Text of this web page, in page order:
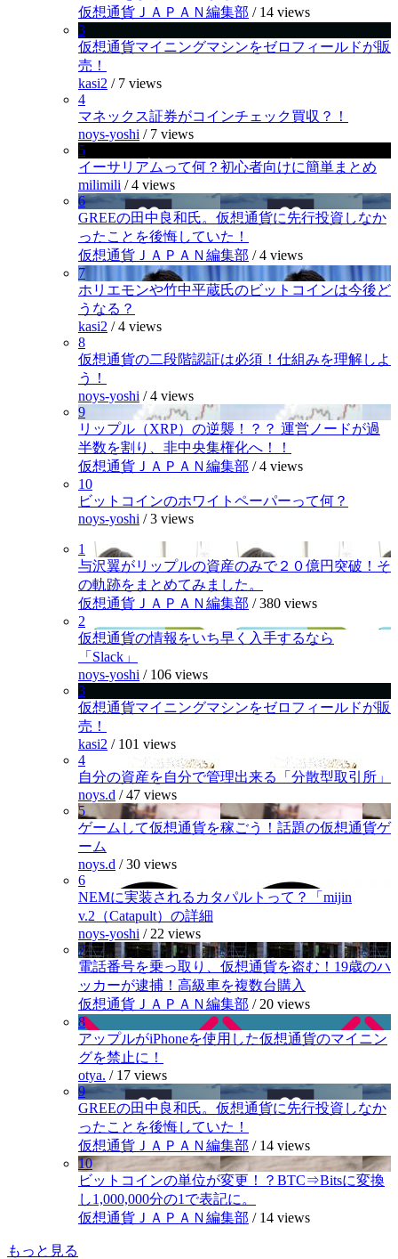
仮想通貨ＪＡＰＡＮ編集部 / 14 views
3
仮想通貨マイニングマシンをゼロフィールドが販
売！
kasi2 / 7 views
4
マネックス証券がコインチェック買収？！
noys-yoshi / 7 views
5
イーサリアムって何？初心者向けに簡単まとめ
milimili /4 views
6
GREEの田中良和氏。仮想通貨に先行投資しなか
ったことを後悔していた！
仮想通貨ＪＡＰＡＮ編集部 /4 views
7
ホリエモンや竹中平蔵氏のビットコインは今後ど
うなる？
kasi2 /4 views
8
仮想通貨の二段階認証は必須！仕組みを理解しよ
う！
noys-yoshi /4 views
9
リップル（XRP）の逆襲！？？ 運営ノードが過
半数を割り、非中央集権化へ！！
仮想通貨ＪＡＰＡＮ編集部 /4 views
10
ビットコインのホワイトペーパーって何？
noys-yoshi /3 views
1
与沢翼がリップルの資産のみで２０億円突破！そ
の軌跡をまとめてみました。
仮想通貨ＪＡＰＡＮ編集部 /380 views
2
仮想通貨の情報をいち早く入手するなら
「Slack」
noys-yoshi / 106 views
3
仮想通貨マイニングマシンをゼロフィールドが販
売！
kasi2 / 101 views
4
自分の資産を自分で管理出来る「分散型取引所」
noys.d /47 views
5
ゲームして仮想通貨を稼ごう！話題の仮想通貨ゲ
ーム
noys.d /30 views
6
NEMに実装されるカタパルトって？「mijin
v.2（Catapult）の詳細
noys-yoshi / 22 views
7
電話番号を乗っ取り、仮想通貨を盗む！19歳のハ
ッカーが逮捕！高級車を複数台購入
仮想通貨ＪＡＰＡＮ編集部 / 20 views
8
アップルがiPhoneを使用した仮想通貨のマイニン
グを禁止に！
otya. / 17 views
9
GREEの田中良和氏。仮想通貨に先行投資しなか
ったことを後悔していた！
仮想通貨ＪＡＰＡＮ編集部 / 14 views
10
ビットコインの単位が変更！？BTC⇒Bitsに変換
し1,000,000分の1で表記に。
仮想通貨ＪＡＰＡＮ編集部 / 14 views
もっと見る